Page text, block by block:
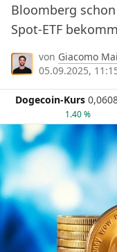
Bloomberg
Spot-ETF
von Giacomo
05.09.2025,
Dogecoin-Kurs
1.40 %